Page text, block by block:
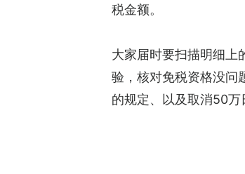
税金额。
大家届时要扫描明细上
验，核对免税资格没问
的规定、以及取消50万